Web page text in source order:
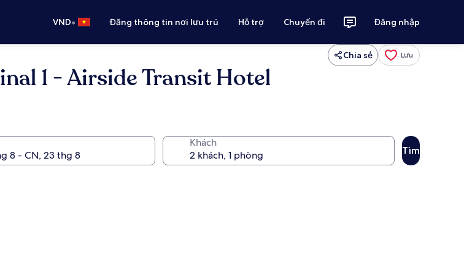
VND• Đăng thông tin nơi lưu trú Hỗ trợ Chuyến đi Đăng nhập
Chia sẻ Lưu
1 - Airside Transit Hotel
Khách
Tìm